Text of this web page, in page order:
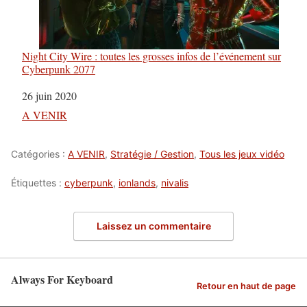
Night City Wire : toutes les grosses infos de l’événement sur
Cyberpunk 2077
Date
26 juin 2020
Par rapport à
A VENIR
Catégories : A VENIR, Stratégie / Gestion, Tous les jeux vidéo
Étiquettes : cyberpunk, ionlands, nivalis
Laissez un commentaire
Always For Keyboard Retour en haut de page